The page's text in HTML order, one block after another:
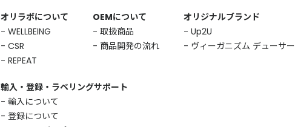
オリラボについて
WELLBEING
CSR
REPEAT
OEMについて
取扱商品
商品開発の流れ
オリジナルブランド
Up2U
ヴィーガニズム デューサー
輸入・登録・ラベリングサポート
輸入について
登録について